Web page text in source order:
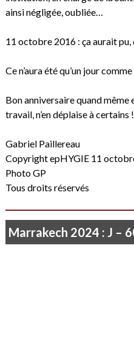
ainsi négligée, oubliée…
11 octobre 2016 : ça aurait pu,
Ce n’aura été qu’un jour
Bon anniversaire quand
travail, n’en déplaise à certains !
Gabriel Paillereau
Copyright epHYGIE 11
Photo GP
Tous droits réservés
Marrakech 2024 : J –
Je ne vois rien que le